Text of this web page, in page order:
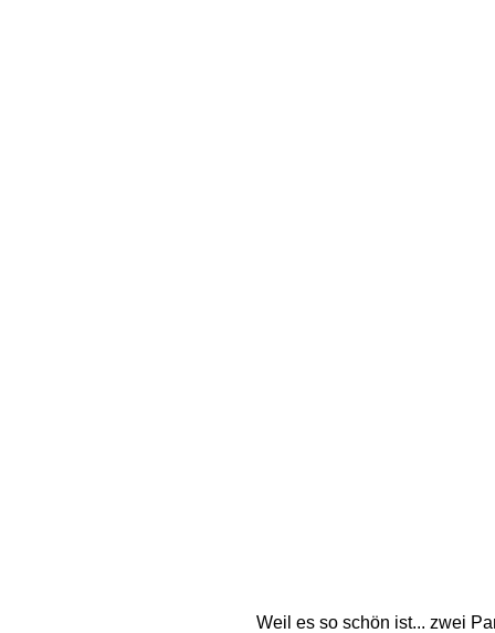
Weil es so schön ist... zwei